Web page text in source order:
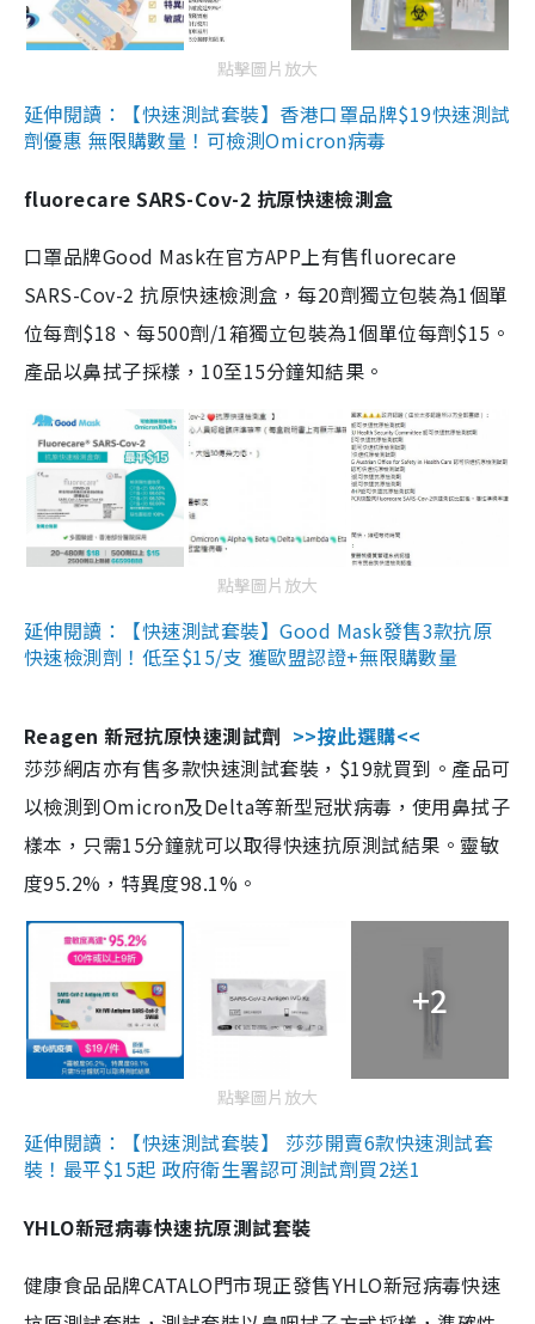
點擊圖片放大
延伸閱讀：【快速測試套裝】香港口罩品牌$19快速測試
劑優惠 無限購數量！可檢測Omicron病毒
fluorecare SARS-Cov-2 抗原快速檢測盒
口罩品牌Good Mask在官方APP上有售fluorecare
SARS-Cov-2 抗原快速檢測盒，每20劑獨立包裝為1個單
位每劑$18、每500劑/1箱獨立包裝為1個單位每劑$15。
產品以鼻拭子採樣，10至15分鐘知結果。
點擊圖片放大
延伸閱讀：【快速測試套裝】Good Mask發售3款抗原
快速檢測劑！低至$15/支 獲歐盟認證+無限購數量
Reagen 新冠抗原快速測試劑 >>按此選購<<
莎莎網店亦有售多款快速測試套裝，$19就買到。產品可
以檢測到Omicron及Delta等新型冠狀病毒，使用鼻拭子
樣本，只需15分鐘就可以取得快速抗原測試結果。靈敏
度95.2%，特異度98.1%。
+2
點擊圖片放大
延伸閱讀：【快速測試套裝】 莎莎開賣6款快速測試套
裝！最平$15起 政府衛生署認可測試劑買2送1
YHLO新冠病毒快速抗原測試套裝
健康食品品牌CATALO門市現正發售YHLO新冠病毒快速